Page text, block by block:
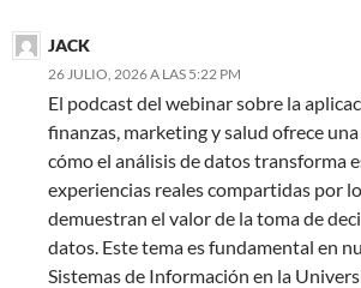
JACK
26 JULIO, 2026 A LAS 5:22 PM
El podcast del webinar sobre la
finanzas, marketing y salud ofrece
cómo el análisis de datos transforma
experiencias reales compartidas por
demuestran el valor de la toma de
datos. Este tema es fundamental en
Sistemas de Información en la